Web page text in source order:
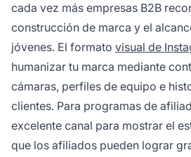
cada vez más empresas B2B
construcción de marca y el
jóvenes. El formato visual de
humanizar tu marca mediante
cámaras, perfiles de equipo e
clientes. Para programas de
excelente canal para mostrar el
que los afiliados pueden lograr